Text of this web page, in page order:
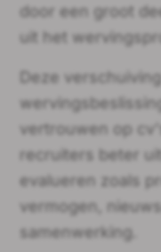
door een groot
uit het
Deze
vertrouwen op
recruiters beter
evalueren zoals
vermogen,
samenwerking.